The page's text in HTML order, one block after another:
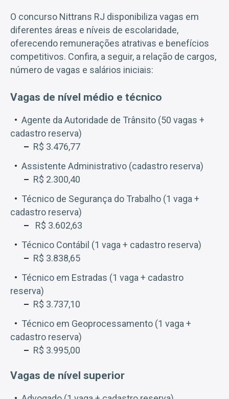
O concurso Nittrans RJ disponibiliza vagas em
diferentes áreas e níveis de escolaridade,
oferecendo remunerações atrativas e benefícios
competitivos. Confira, a seguir, a relação de cargos,
número de vagas e salários iniciais:
Vagas de nível médio e técnico
Agente da Autoridade de Trânsito (50 vagas +
cadastro reserva)
R$ 3.476,77
Assistente Administrativo (cadastro reserva)
R$ 2.300,40
Técnico de Segurança do Trabalho (1 vaga +
cadastro reserva)
R$ 3.602,63
Técnico Contábil (1 vaga + cadastro reserva)
R$ 3.838,65
Técnico em Estradas (1 vaga + cadastro
reserva)
R$ 3.737,10
Técnico em Geoprocessamento (1 vaga +
cadastro reserva)
R$ 3.995,00
Vagas de nível superior